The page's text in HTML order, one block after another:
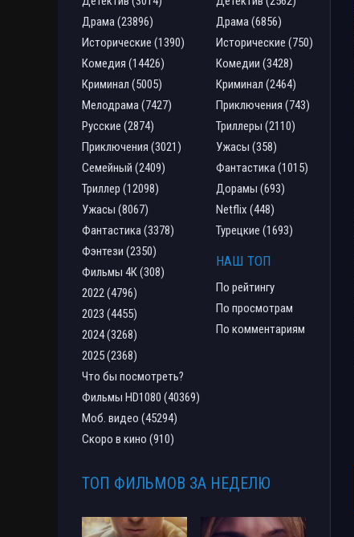
Драма (23896)
Исторические (1390)
Комедия (14426)
Криминал (5005)
Мелодрама (7427)
Русские (2874)
Приключения (3021)
Семейный (2409)
Триллер (12098)
Ужасы (8067)
Фантастика (3378)
Фэнтези (2350)
Фильмы 4К (308)
2022 (4796)
2023 (4455)
2024 (3268)
2025 (2368)
Что бы посмотреть?
Фильмы HD1080 (40369)
Моб. видео (45294)
Скоро в кино (910)
Драма (6856)
Исторические (750)
Комедии (3428)
Криминал (2464)
Приключения (743)
Триллеры (2110)
Ужасы (358)
Фантастика (1015)
Дорамы (693)
Netflix (448)
Турецкие (1693)
НАШ ТОП
По рейтингу
По просмотрам
По комментариям
ТОП ФИЛЬМОВ ЗА НЕДЕЛЮ